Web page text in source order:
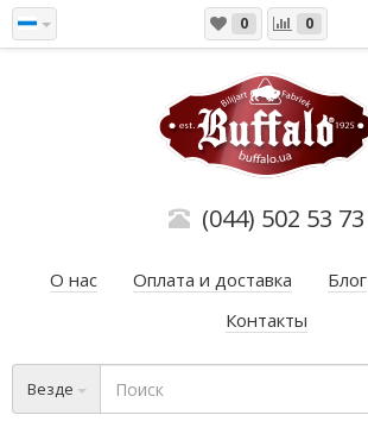
0 0
(044) 502 53 73
О нас Оплата и доставка Блог
Контакты
Везде